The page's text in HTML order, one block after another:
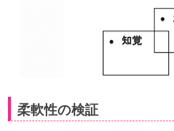
柔軟性の検証